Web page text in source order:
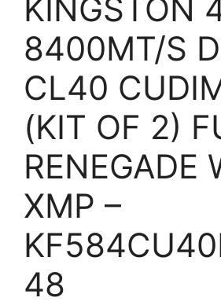
KINGSTON
8400MT/S
CL40
(KIT OF 2)
RENEGADE
XMP –
48